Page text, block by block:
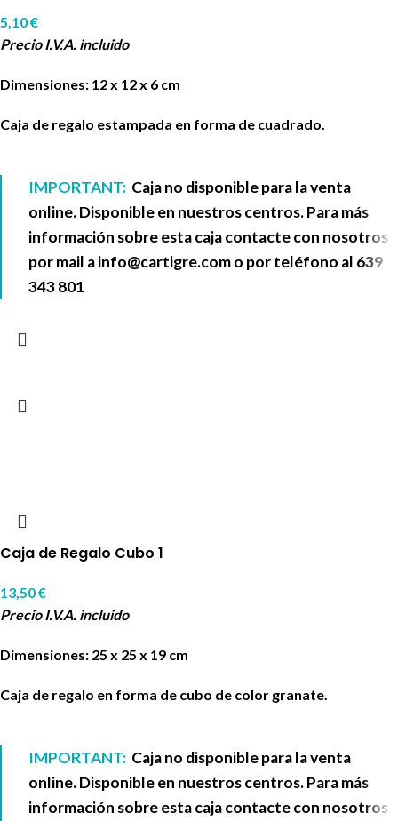
5,10€
Precio I.V.A. incluido
Dimensiones: 12 x 12 x 6 cm
Caja de regalo estampada en forma de cuadrado.
IMPORTANT: Caja no disponible para la venta
online. Disponible en nuestros centros. Para más
información sobre esta caja contacte con nosotros
por mail ainfo@cartigre.como por teléfono al 639
343 801
Caja de Regalo Cubo 1
13,50€
Precio I.V.A. incluido
Dimensiones: 25 x 25 x 19 cm
Caja de regalo en forma de cubo de color granate.
IMPORTANT: Caja no disponible para la venta
online. Disponible en nuestros centros. Para más
información sobre esta caja contacte con nosotros